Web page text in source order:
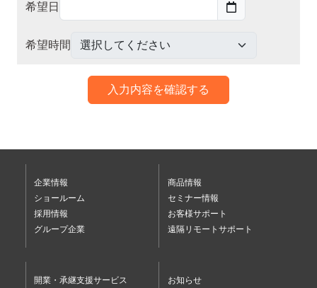
希望日
希望時間
入力内容を確認する
企業情報
ショールーム
採用情報
グループ企業
商品情報
セミナー情報
お客様サポート
遠隔リモートサポート
開業・承継支援サービス
お知らせ